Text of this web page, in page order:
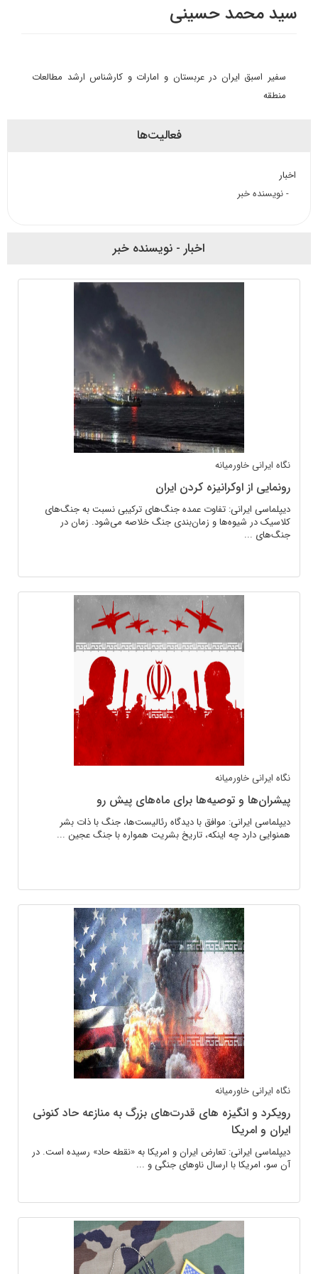
سید محمد حسینی
سفیر اسبق ایران در عربستان و امارات و کارشناس ارشد مطالعات
منطقه
فعالیت‌ها
اخبار
- نویسنده خبر
اخبار - نویسنده خبر
نگاه ایرانی خاورمیانه
رونمایی از اوکرانیزه کردن ایران
دیپلماسی ایرانی: تفاوت عمده جنگ‌های ترکیبی نسبت به جنگ‌های
کلاسیک در شیوه‌ها و زمان‌بندی جنگ خلاصه می‌شود. زمان در
جنگ‌های ...
نگاه ایرانی خاورمیانه
پیشران‌ها و توصیه‌ها برای ماه‌های پیش رو
دیپلماسی ایرانی: موافق با دیدگاه‌ رئالیست‌ها، جنگ با ذات بشر
همنوایی دارد چه اینکه، تاریخ بشریت همواره با جنگ عجین ...
نگاه ایرانی خاورمیانه
رویکرد و انگیزه های قدرت‌های بزرگ به منازعه حاد کنونی
ایران و امریکا
دیپلماسی ایرانی: تعارض ایران و امریکا به «نقطه حاد» رسیده است. در
آن سو، امریکا با ارسال ناوهای جنگی و ...